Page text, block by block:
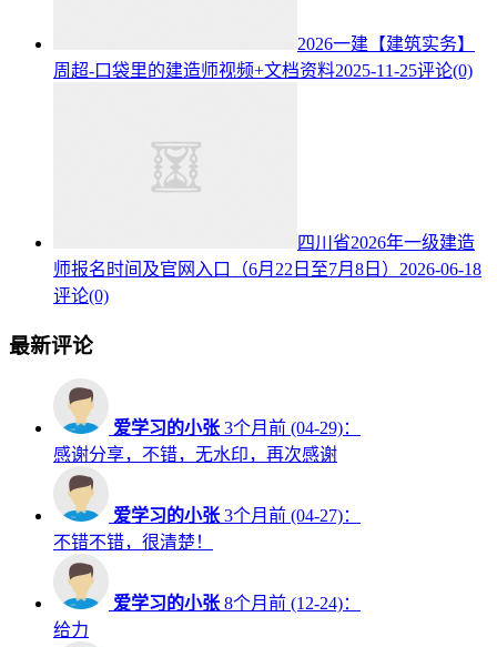
2026一建【建筑实务】
周超-口袋里的建造师视频+文档资料2025-11-25评论(0)
四川省2026年一级建造
师报名时间及官网入口（6月22日至7月8日） 2026-06-18
评论(0)
最新评论
爱学习的小张 3个月前 (04-29)：
感谢分享，不错，无水印，再次感谢
爱学习的小张 3个月前 (04-27)：
不错不错，很清楚！
爱学习的小张 8个月前 (12-24)：
给力